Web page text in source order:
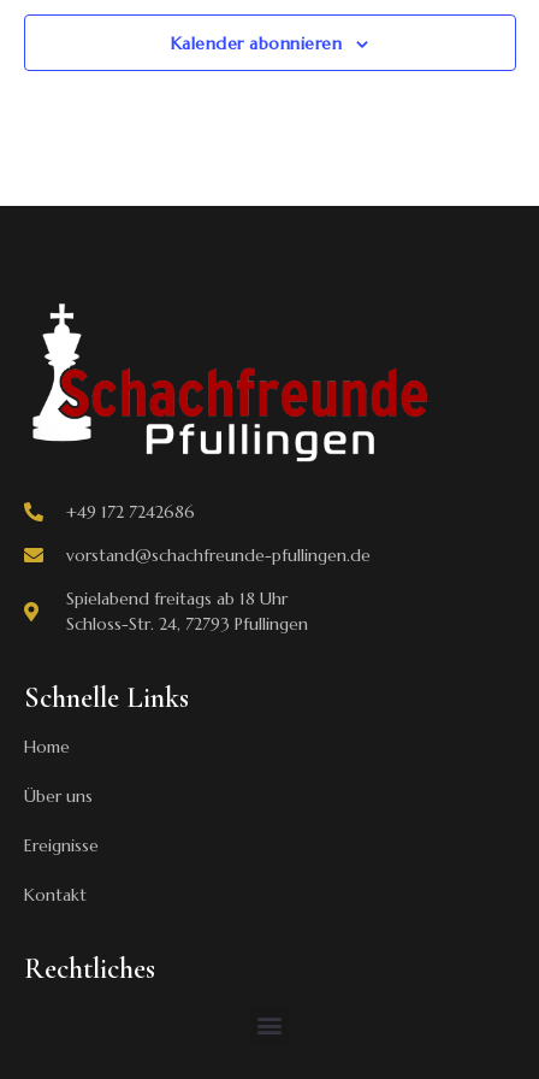
Kalender abonnieren
+49 172 7242686
vorstand@schachfreunde-pfullingen.de
Spielabend freitags ab 18 Uhr
Schloss-Str. 24, 72793 Pfullingen
Schnelle Links
Home
Über uns
Ereignisse
Kontakt
Rechtliches